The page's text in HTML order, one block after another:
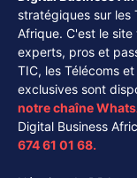
stratégiques sur les
Afrique. C'est le
experts, pros et
TIC, les Télécoms
exclusives sont
notre chaîne
Digital Business
674 61 01 68.